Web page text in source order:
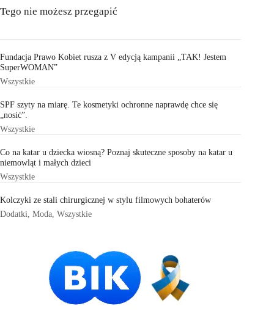
Tego nie możesz przegapić
Fundacja Prawo Kobiet rusza z V edycją kampanii „TAK! Jestem
SuperWOMAN”
Wszystkie
SPF szyty na miarę. Te kosmetyki ochronne naprawdę chce się
„nosić”.
Wszystkie
Co na katar u dziecka wiosną? Poznaj skuteczne sposoby na katar u
niemowląt i małych dzieci
Wszystkie
Kolczyki ze stali chirurgicznej w stylu filmowych bohaterów
Dodatki Moda Wszystkie